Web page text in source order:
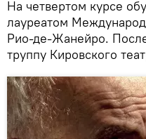
На четвертом курсе
лауреатом
Рио-де-Жанейро.
труппу Кировского